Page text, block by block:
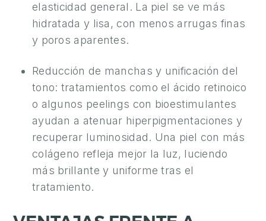
elasticidad general. La piel se ve más
hidratada y lisa, con menos arrugas finas
y poros aparentes.
Reducción de manchas y unificación del
tono: tratamientos como el ácido retinoico
o algunos peelings con bioestimulantes
ayudan a atenuar hiperpigmentaciones y
recuperar luminosidad. Una piel con más
colágeno refleja mejor la luz, luciendo
más brillante y uniforme tras el
tratamiento.